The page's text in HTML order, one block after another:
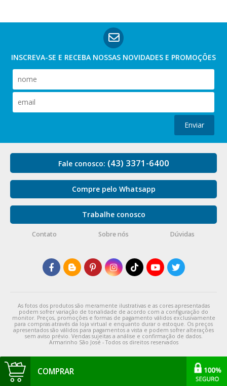
COMPRAR
INSCREVA-SE E RECEBA NOSSAS NOVIDADES E PROMOÇÕES
Enviar
Fale conosco: (43) 3371-6400
Compre pelo Whatsapp
Trabalhe conosco
Contato Sobre nós Dúvidas
As fotos dos produtos são meramente ilustrativas e as cores apresentadas
podem sofrer variação de tonalidade de acordo com a configuração do
monitor. Preços, promoções e formas de pagamento válidos exclusivamente
para compras através da loja virtual e enquanto durar o estoque. Os preços
apresentados são válidos para pagamentos a vista e podem sofrer alterações
sem aviso prévio. Vendas sujeitas a análise e confirmação de dados.
Armarinho São José - Todos os direitos reservados